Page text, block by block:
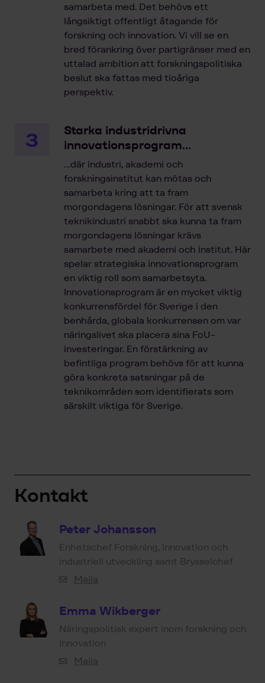
samarbeta med. Det behövs ett
långsiktigt offentligt åtagande för
forskning och innovation. Vi vill se en
bred förankring över partigränser med en
uttalad ambition att forskningspolitiska
beslut ska fattas med tioåriga
perspektiv.
Starka industridrivna
innovationsprogram…
…där industri, akademi och
forskningsinstitut kan mötas och
samarbeta kring att ta fram
morgondagens lösningar. För att svensk
teknikindustri snabbt ska kunna ta fram
morgondagens lösningar krävs
samarbete med akademi och institut. Här
spelar strategiska innovationsprogram
en viktig roll som samarbetsyta.
Innovationsprogram är en mycket viktig
konkurrensfördel för Sverige i den
benhårda, globala konkurrensen om var
näringslivet ska placera sina FoU-
investeringar. En förstärkning av
befintliga program behövs för att kunna
göra konkreta satsningar på de
teknikområden som identifierats som
särskilt viktiga för Sverige.
Kontakt
Peter Johansson
Enhetschef Forskning, innovation och
industriell utveckling samt Brysselchef
Maila
Emma Wikberger
Näringspolitisk expert inom forskning och
innovation
Maila